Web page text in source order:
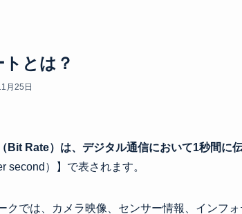
とは？
月25日
Bit Rate）は、デジタル通信において1秒間に
second）】で表されます。
クでは、カメラ映像、センサー情報、インフ